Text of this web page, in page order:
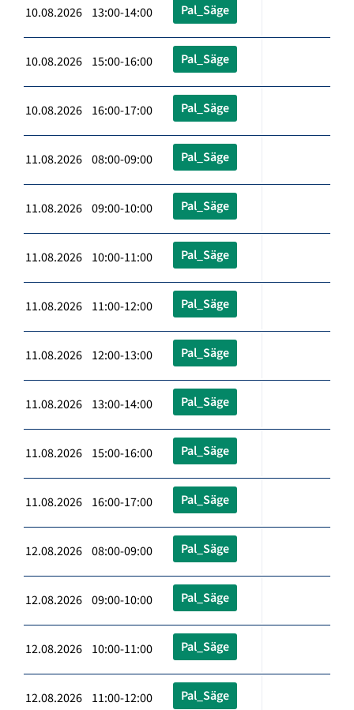
10.08.2026 13:00-14:00 Pal_Säge
10.08.2026 15:00-16:00 Pal_Säge
10.08.2026 16:00-17:00 Pal_Säge
11.08.2026 08:00-09:00 Pal_Säge
11.08.2026 09:00-10:00 Pal_Säge
11.08.2026 10:00-11:00 Pal_Säge
11.08.2026 11:00-12:00 Pal_Säge
11.08.2026 12:00-13:00 Pal_Säge
11.08.2026 13:00-14:00 Pal_Säge
11.08.2026 15:00-16:00 Pal_Säge
11.08.2026 16:00-17:00 Pal_Säge
12.08.2026 08:00-09:00 Pal_Säge
12.08.2026 09:00-10:00 Pal_Säge
12.08.2026 10:00-11:00 Pal_Säge
12.08.2026 11:00-12:00 Pal_Säge